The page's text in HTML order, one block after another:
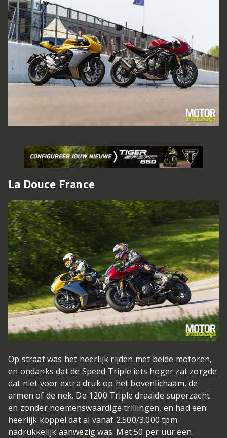
La Douce France
Op straat was het heerlijk rijden met beide motoren,
en ondanks dat de Speed Triple iets hoger zat zorgde
dat niet voor extra druk op het bovenlichaam, de
armen of de nek. De 1200 Triple draaide superzacht
en zonder noemenswaardige trillingen, en had een
heerlijk koppel dat al vanaf 2.500/3.000 tpm
nadrukkelijk aanwezig was. Met 50 per uur een